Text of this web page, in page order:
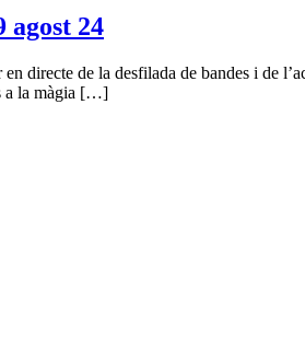
24
directe de la desfilada de bandes i de
a la màgia […]